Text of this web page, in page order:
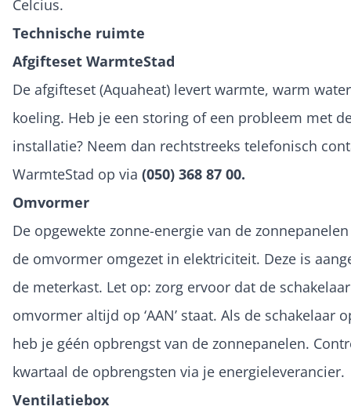
Celcius.
Technische ruimte
Afgifteset WarmteStad
De afgifteset (Aquaheat) levert warmte, warm
koeling. Heb je een storing of een probleem met
installatie? Neem dan rechtstreeks telefonisch
WarmteStad op via (050) 368 87 00.
Omvormer
De opgewekte zonne-energie van de
de omvormer omgezet in elektriciteit. Deze is
de meterkast. Let op: zorg ervoor dat de
omvormer altijd op ‘AAN’ staat. Als de schakelaar
heb je géén opbrengst van de zonnepanelen.
kwartaal de opbrengsten via je energieleverancier.
Ventilatiebox